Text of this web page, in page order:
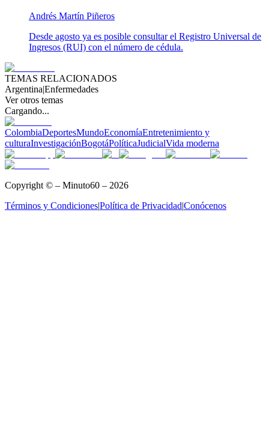
Andrés Martín Piñeros
Desde agosto ya es posible consultar el Registro Universal de
Ingresos (RUI) con el número de cédula.
TEMAS RELACIONADOS
Argentina|Enfermedades
Ver otros temas
Cargando...
ColombiaDeportesMundoEconomíaEntretenimiento y
culturaInvestigaciónBogotáPolíticaJudicialVida moderna
Copyright © – Minuto60 – 2026
Términos y Condiciones|Política de Privacidad|Conócenos